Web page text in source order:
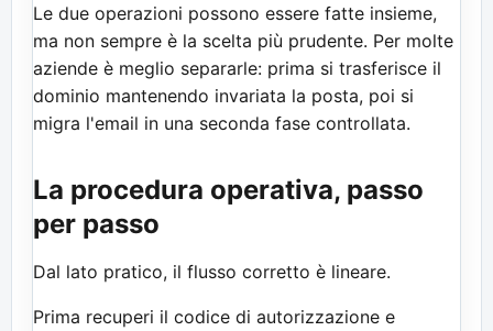
Le due operazioni possono essere fatte insieme,
ma non sempre è la scelta più prudente. Per molte
aziende è meglio separarle: prima si trasferisce il
dominio mantenendo invariata la posta, poi si
migra l'email in una seconda fase controllata.
La procedura operativa, passo
per passo
Dal lato pratico, il flusso corretto è lineare.
Prima recuperi il codice di autorizzazione e